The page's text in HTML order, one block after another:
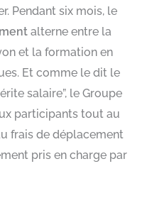
Pendant six mois, le
alterne entre la
et la formation en
Et comme le dit le
salaire”, le Groupe
participants tout au
frais de déplacement
pris en charge par